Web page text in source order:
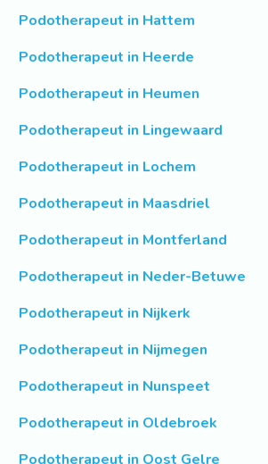
Podotherapeut in Hattem
Podotherapeut in Heerde
Podotherapeut in Heumen
Podotherapeut in Lingewaard
Podotherapeut in Lochem
Podotherapeut in Maasdriel
Podotherapeut in Montferland
Podotherapeut in Neder-Betuwe
Podotherapeut in Nijkerk
Podotherapeut in Nijmegen
Podotherapeut in Nunspeet
Podotherapeut in Oldebroek
Podotherapeut in Oost Gelre